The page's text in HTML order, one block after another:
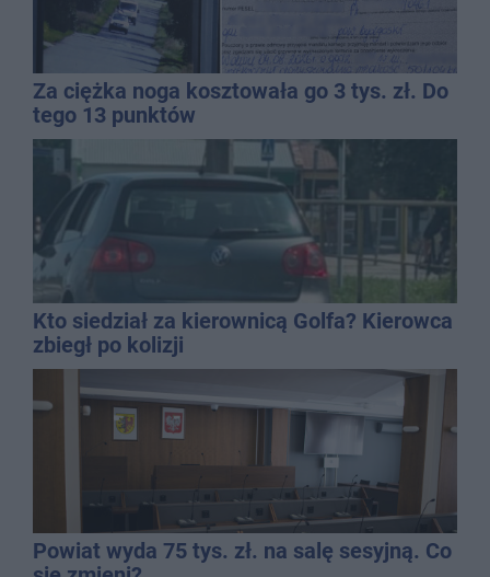
Za ciężka noga kosztowała go 3 tys. zł. Do
tego 13 punktów
Kto siedział za kierownicą Golfa? Kierowca
zbiegł po kolizji
Powiat wyda 75 tys. zł. na salę sesyjną. Co